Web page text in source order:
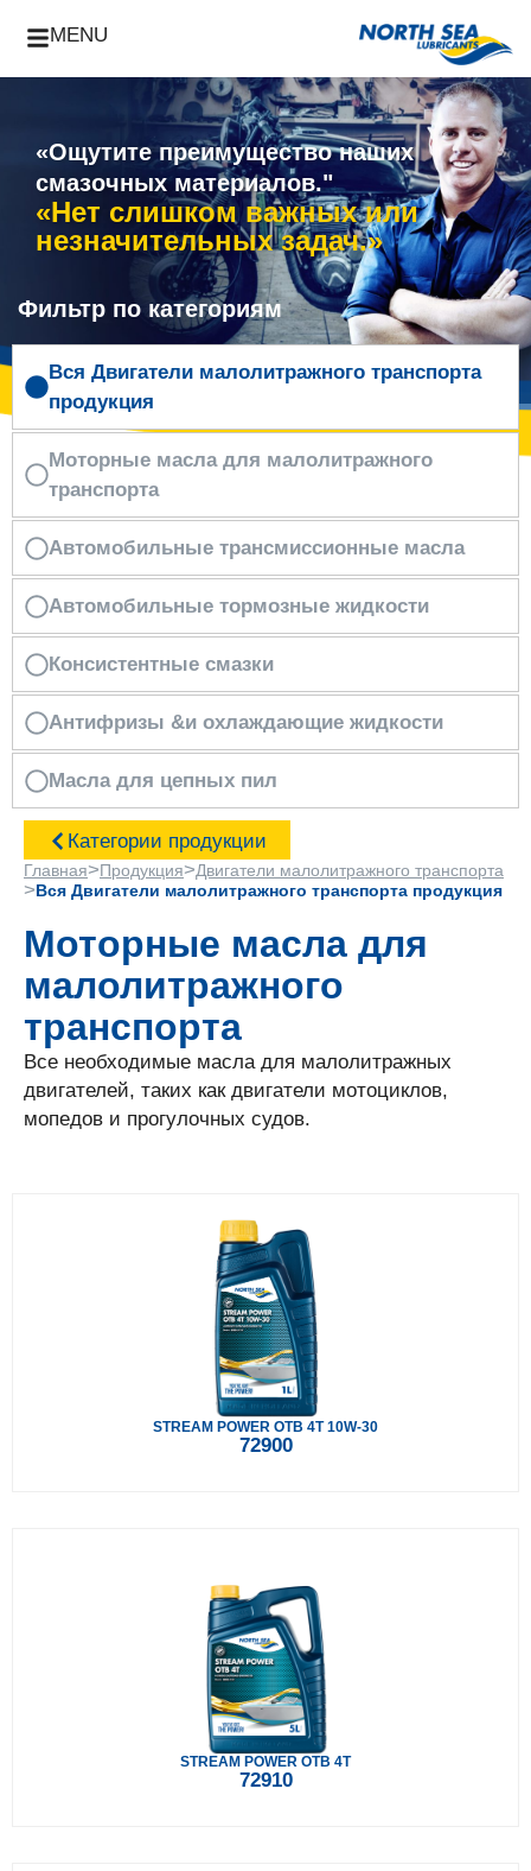
MENU
«Ощутите преимущество наших
смазочных материалов."
«Нет слишком важных или
незначительных задач.»
Фильтр по категориям
Вся Двигатели малолитражного транспорта
продукция
Моторные масла для малолитражного
транспорта
Автомобильные трансмиссионные масла
Автомобильные тормозные жидкости
Консистентные смазки
Антифризы &и охлаждающие жидкости
Масла для цепных пил
Категории продукции
Главная>Продукция>Двигатели малолитражного транспорта
>Вся Двигатели малолитражного транспорта продукция
Моторные масла для
малолитражного
транспорта
Все необходимые масла для малолитражных
двигателей, таких как двигатели мотоциклов,
мопедов и прогулочных судов.
STREAM POWER OTB 4T 10W-30
72900
STREAM POWER OTB 4T
72910